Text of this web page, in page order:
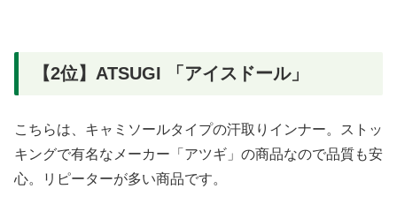
【2位】ATSUGI 「アイスドール」
こちらは、キャミソールタイプの汗取りインナー。
ストッ
キングで有名なメーカー「アツギ」の商品なので品質も安
心。リピーターが多い商品です。